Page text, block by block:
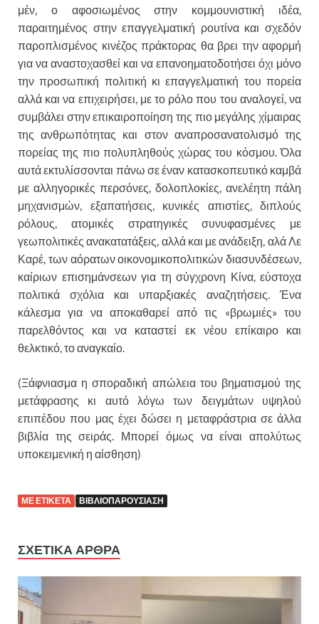
μέν, ο αφοσιωμένος στην κομμουνιστική ιδέα,
παραιτημένος στην επαγγελματική ρουτίνα και σχεδόν
παροπλισμένος κινέζος πράκτορας θα βρει την αφορμή
για να αναστοχασθεί και να επανοηματοδοτήσει όχι μόνο
την προσωπική πολιτική κι επαγγελματική του πορεία
αλλά και να επιχειρήσει, με το ρόλο που του αναλογεί, να
συμβάλει στην επικαιροποίηση της πιο μεγάλης χίμαιρας
της ανθρωπότητας και στον αναπροσανατολισμό της
πορείας της πιο πολυπληθούς χώρας του κόσμου. Όλα
αυτά εκτυλίσσονται πάνω σε έναν κατασκοπευτικό καμβά
με αλληγορικές περσόνες, δολοπλοκίες, ανελέητη πάλη
μηχανισμών, εξαπατήσεις, κυνικές απιστίες, διπλούς
ρόλους, ατομικές στρατηγικές συνυφασμένες με
γεωπολιτικές ανακατατάξεις, αλλά και με ανάδειξη, αλά Λε
Καρέ, των αόρατων οικονομικοπολιτικών διασυνδέσεων,
καίριων επισημάνσεων για τη σύγχρονη Κίνα, εύστοχα
πολιτικά σχόλια και υπαρξιακές αναζητήσεις. Ένα
κάλεσμα για να αποκαθαρεί από τις «βρωμιές» του
παρελθόντος και να καταστεί εκ νέου επίκαιρο και
θελκτικό, το αναγκαίο.
(Ξάφνιασμα η σποραδική απώλεια του βηματισμού της
μετάφρασης κι αυτό λόγω των δειγμάτων υψηλού
επιπέδου που μας έχει δώσει η μεταφράστρια σε άλλα
βιβλία της σειράς. Μπορεί όμως να είναι απολύτως
υποκειμενική η αίσθηση)
ΜΕ ΕΤΙΚΕΤΑ ΒΙΒΛΙΟΠΑΡΟΥΣΙΑΣΗ
ΣΧΕΤΙΚΑ ΑΡΘΡΑ